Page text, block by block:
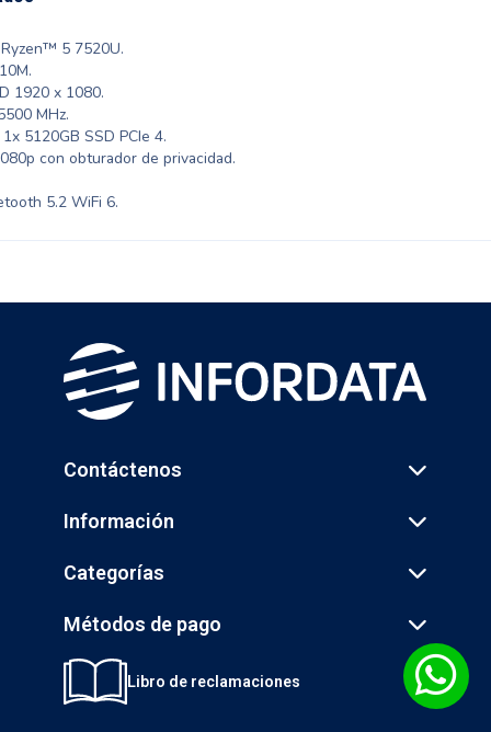
5 7520U.
1920 x 1080.
MHz.
5120GB SSD PCIe 4.
con obturador de privacidad.
5.2 WiFi 6.
Contáctenos
Información
Categorías
Métodos de pago
Libro de reclamaciones